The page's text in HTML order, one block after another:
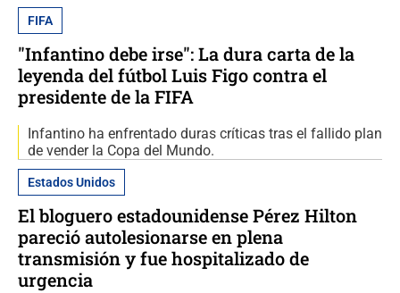
FIFA
"Infantino debe irse": La dura carta de la
leyenda del fútbol Luis Figo contra el
presidente de la FIFA
Infantino ha enfrentado duras críticas tras el fallido plan
de vender la Copa del Mundo.
Estados Unidos
El bloguero estadounidense Pérez Hilton
pareció autolesionarse en plena
transmisión y fue hospitalizado de
urgencia